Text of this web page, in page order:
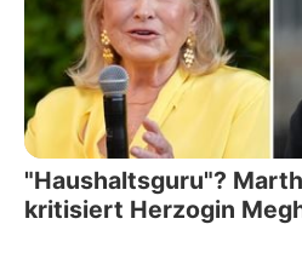
"Haushaltsguru"?
kritisiert Herzogin